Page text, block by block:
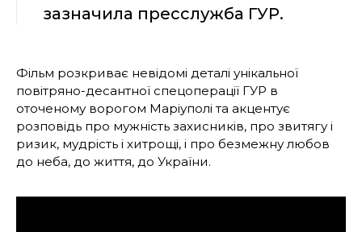
зазначила пресслужба ГУР.
Фільм розкриває невідомі деталі унікальної
повітряно-десантної спецоперації ГУР в
оточеному ворогом Маріуполі та акцентує
розповідь про мужність захисників, про звитягу і
ризик, мудрість і хитрощі, і про безмежну любов
до неба, до життя, до України.